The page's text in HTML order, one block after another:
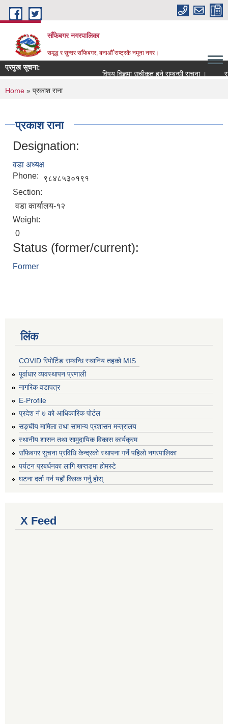
Skip to main content
साँफेबगर नगरपालिका
समृद्ध र सुन्दर साँफेबगर, बनाऔँ राष्ट्रकै नमूना नगर।
प्रमुख सूचना:
विषय विज्ञमा सुचीकृत हुने सम्बन्धी सूचना ।
You are here
Home » प्रकाश राना
प्रकाश राना
Designation:
वडा अध्यक्ष
Phone:
९८४८५३०१९१
Section:
वडा कार्यालय-१२
Weight:
0
Status (former/current):
Former
लिंक
COVID रिपोर्टिङ सम्बन्धि स्थानिय तहको MIS
पूर्वाधार व्यवस्थापन प्रणाली
नागरिक वडापत्र
E-Profile
प्रदेश नं ७ को आधिकारिक पोर्टल
सङ्घीय मामिला तथा सामान्य प्रशासन मन्त्रालय
स्थानीय शासन तथा सामुदायिक विकास कार्यक्रम
साँफेबगर सुचना प्रविधि केन्द्रको स्थापना गर्ने पहिलो नगरपालिका
पर्यटन प्रबर्धनका लागि खप्तडमा होमस्टे
घटना दर्ता गर्न यहाँ क्लिक गर्नु होस्
X Feed